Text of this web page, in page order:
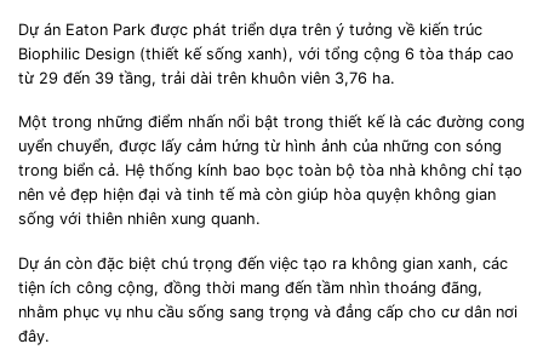
Dự án Eaton Park được phát triển dựa trên ý tưởng về kiến trúc
Biophilic Design (thiết kế sống xanh), với tổng cộng 6 tòa tháp cao
từ 29 đến 39 tầng, trải dài trên khuôn viên 3,76 ha.
Một trong những điểm nhấn nổi bật trong thiết kế là các đường cong
uyển chuyển, được lấy cảm hứng từ hình ảnh của những con sóng
trong biển cả. Hệ thống kính bao bọc toàn bộ tòa nhà không chỉ tạo
nên vẻ đẹp hiện đại và tinh tế mà còn giúp hòa quyện không gian
sống với thiên nhiên xung quanh.
Dự án còn đặc biệt chú trọng đến việc tạo ra không gian xanh, các
tiện ích công cộng, đồng thời mang đến tầm nhìn thoáng đãng,
nhằm phục vụ nhu cầu sống sang trọng và đẳng cấp cho cư dân nơi
đây.